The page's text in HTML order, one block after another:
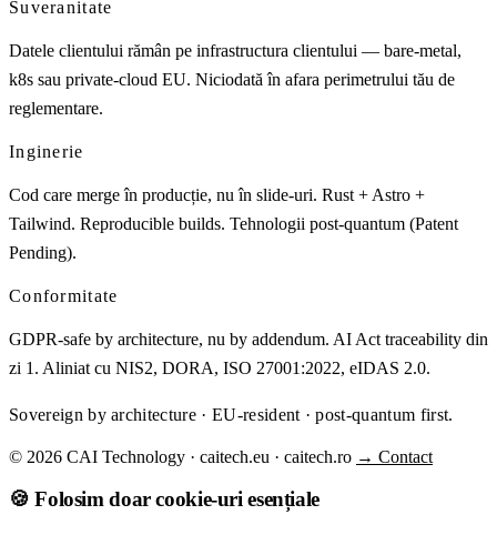
Suveranitate
Datele clientului rămân pe infrastructura clientului — bare-metal,
k8s sau private-cloud EU. Niciodată în afara perimetrului tău de
reglementare.
Inginerie
Cod care merge în producție, nu în slide-uri. Rust + Astro +
Tailwind. Reproducible builds. Tehnologii post-quantum (Patent
Pending).
Conformitate
GDPR-safe by architecture, nu by addendum. AI Act traceability din
zi 1. Aliniat cu NIS2, DORA, ISO 27001:2022, eIDAS 2.0.
Sovereign by architecture · EU-resident · post-quantum first.
© 2026 CAI Technology · caitech.eu · caitech.ro → Contact
🍪 Folosim doar cookie-uri esențiale